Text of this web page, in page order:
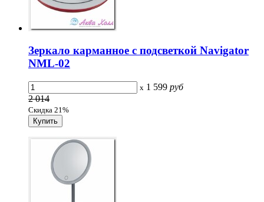
Зеркало карманное с подсветкой Navigator
NML-02
x 1 599 руб
2 014
Скидка 21%